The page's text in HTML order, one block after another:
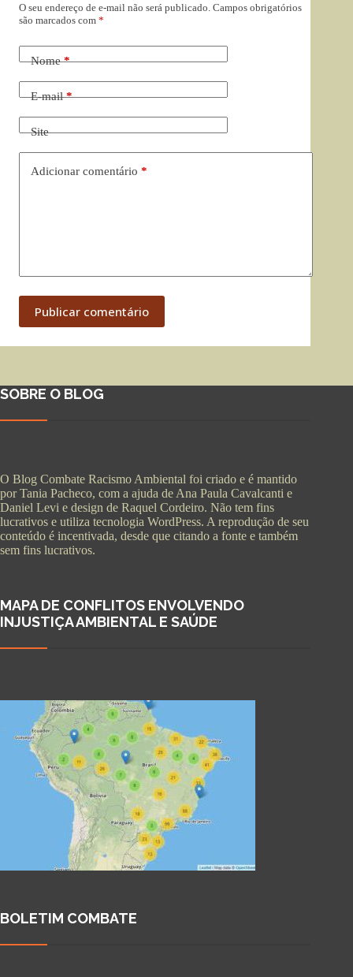
O seu endereço de e-mail não será publicado. Campos obrigatórios
são marcados com *
Nome*
E-mail*
Site
Adicionar comentário *
Publicar comentário
SOBRE O BLOG
O Blog Combate Racismo Ambiental foi criado e é mantido
por Tania Pacheco, com a ajuda de Ana Paula Cavalcanti e
Daniel Levi e design de Raquel Cordeiro. Não tem fins
lucrativos e utiliza tecnologia WordPress. A reprodução de seu
conteúdo é incentivada, desde que citando a fonte e também
sem fins lucrativos.
MAPA DE CONFLITOS ENVOLVENDO
INJUSTIÇA AMBIENTAL E SAÚDE
BOLETIM COMBATE